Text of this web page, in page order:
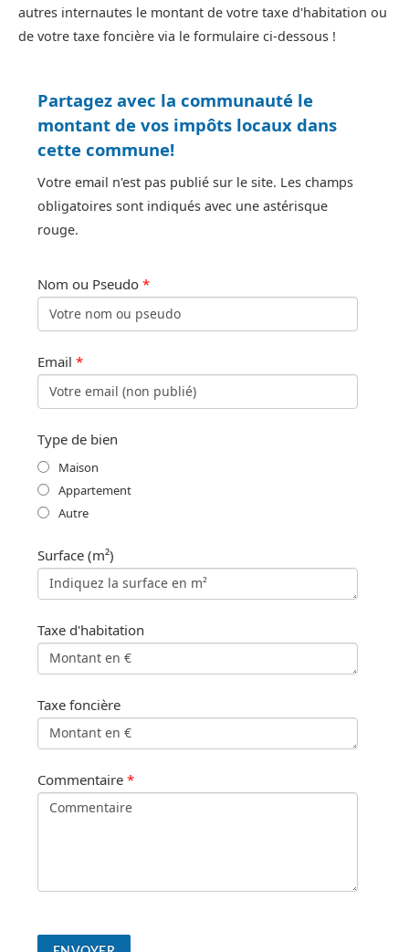
autres internautes le montant de votre taxe d'habitation ou
de votre taxe foncière via le formulaire ci-dessous !
Partagez avec la communauté le
montant de vos impôts locaux dans
cette commune!
Votre email n'est pas publié sur le site. Les champs
obligatoires sont indiqués avec une astérisque
rouge.
Nom ou Pseudo *
Email *
Type de bien
Maison
Appartement
Autre
Surface (m²)
Taxe d'habitation
Taxe foncière
Commentaire *